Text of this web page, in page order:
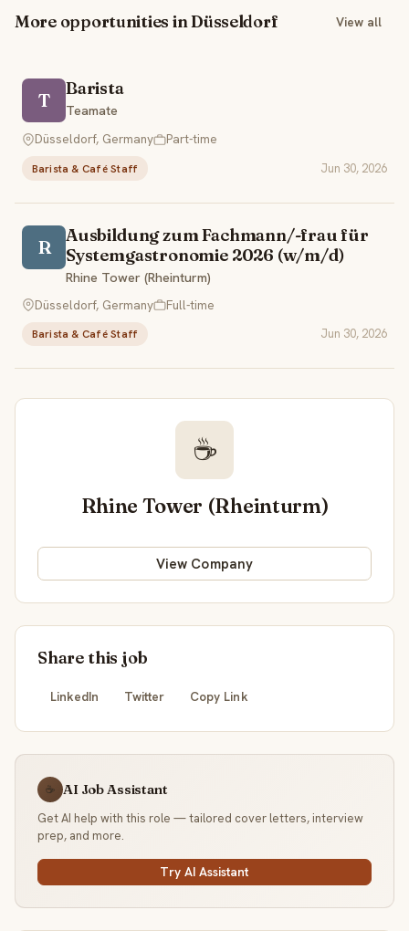
More opportunities in Düsseldorf View all
T
Barista
Teamate
Düsseldorf, Germany
Part-time
Barista & Café Staff Jun 30, 2026
R
Ausbildung zum Fachmann/-frau für
Systemgastronomie 2026 (w/m/d)
Rhine Tower (Rheinturm)
Düsseldorf, Germany
Full-time
Barista & Café Staff Jun 30, 2026
☕
Rhine Tower (Rheinturm)
View Company
Share this job
LinkedIn Twitter Copy Link
☕ AI Job Assistant
Get AI help with this role — tailored cover letters, interview
prep, and more.
Try AI Assistant